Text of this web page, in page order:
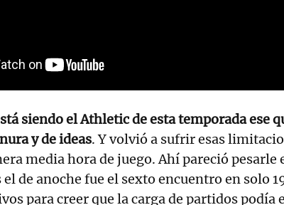
siendo el Athletic de esta temporada ese
y de ideas. Y volvió a sufrir esas
media hora de juego. Ahí pareció pesarle
el de anoche fue el sexto encuentro en solo
para creer que la carga de partidos podía